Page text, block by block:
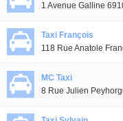
1 Avenue Galline
Taxi François
118 Rue Anatole
MC Taxi
8 Rue Julien